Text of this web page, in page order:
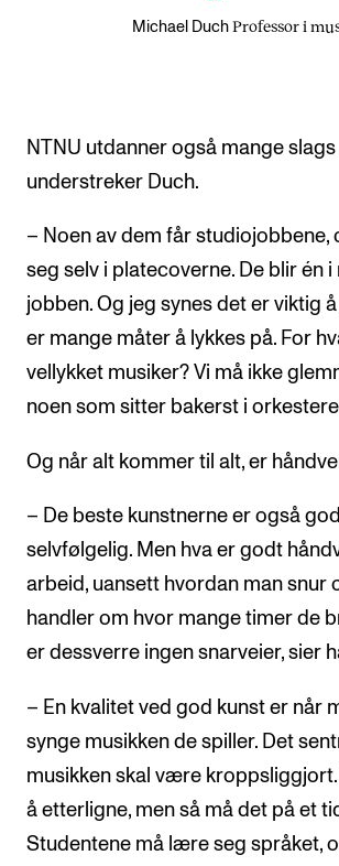
Michael Duch Professor i
NTNU utdanner også mange
understreker Duch.
– Noen av dem får studiojobbene,
seg selv i platecoverne. De blir én
jobben. Og jeg synes det er viktig
er mange måter å lykkes på. For
vellykket musiker? Vi må ikke
noen som sitter bakerst i
Og når alt kommer til alt, er
– De beste kunstnerne er også
selvfølgelig. Men hva er godt
arbeid, uansett hvordan man snur
handler om hvor mange timer de
er dessverre ingen snarveier, sier
– En kvalitet ved god kunst er når
synge musikken de spiller. Det
musikken skal være
å etterligne, men så må det på et
Studentene må lære seg språket,